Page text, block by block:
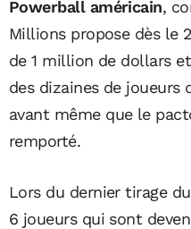
Powerball américain,
Millions propose dès le
de 1 million de dollars
des dizaines de joueurs
avant même que le
remporté.
Lors du dernier tirage
6 joueurs qui sont